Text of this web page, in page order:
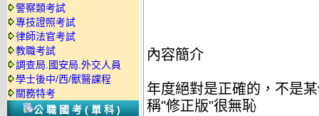
警察類考試
專技證照考試
律師法官考試
教職考試
調查局.國安局.外交人員
學士後中/西/獸醫課程
關務特考
公職國考(單科)
內容簡介
年度絕對是正確的，不是
稱"修正版"很無恥